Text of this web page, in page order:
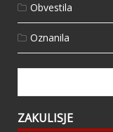
Obvestila
Oznanila
ZAKULISJE